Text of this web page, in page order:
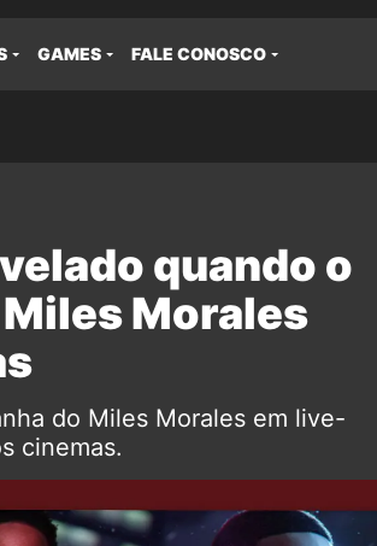
GAMES FALE CONOSCO
quando o
Morales
do Miles Morales em live-
cinemas.